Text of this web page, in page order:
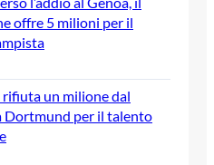
offre 5 milioni per il
rifiuta un milione dal
Dortmund per il talento